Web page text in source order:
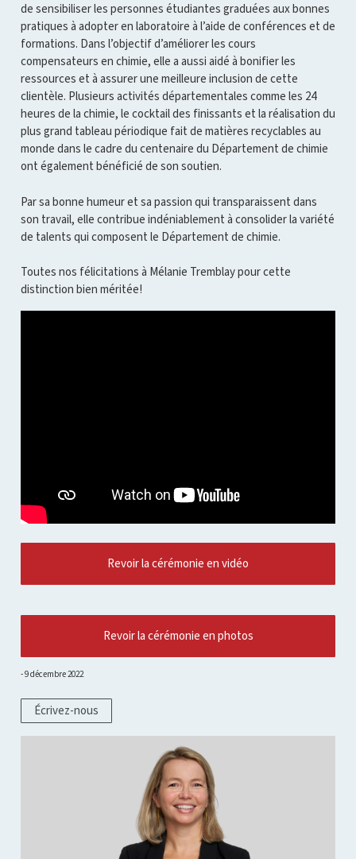
de sensibiliser les personnes étudiantes graduées aux bonnes
pratiques à adopter en laboratoire à l’aide de conférences et de
formations. Dans l’objectif d’améliorer les cours
compensateurs en chimie, elle a aussi aidé à bonifier les
ressources et à assurer une meilleure inclusion de cette
clientèle. Plusieurs activités départementales comme les 24
heures de la chimie, le cocktail des finissants et la réalisation du
plus grand tableau périodique fait de matières recyclables au
monde dans le cadre du centenaire du Département de chimie
ont également bénéficié de son soutien.
Par sa bonne humeur et sa passion qui transparaissent dans
son travail, elle contribue indéniablement à consolider la variété
de talents qui composent le Département de chimie.
Toutes nos félicitations à Mélanie Tremblay pour cette
distinction bien méritée!
Revoir la cérémonie en vidéo
Revoir la cérémonie en photos
9 décembre 2022
Écrivez-nous